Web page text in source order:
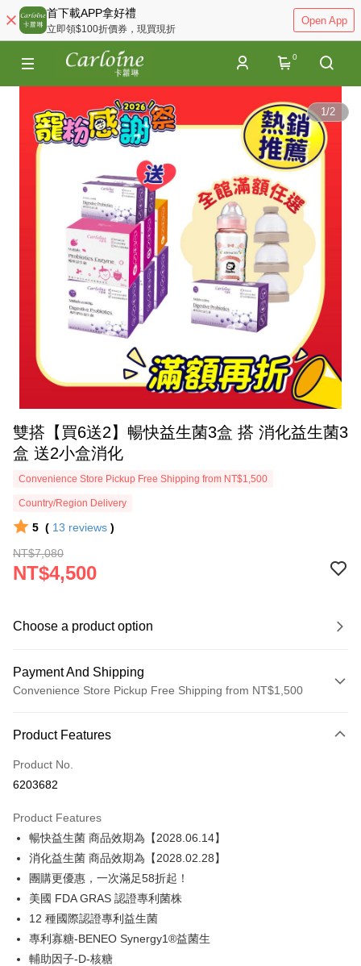
首下載APP拿好禮
立即領$100折價券，現買現折
Open App
0
1/2
雙搭【買6送2】暢快益生菌3盒 搭 消化益生菌3
盒 送2小盒消化
Convenience Store Pickup Free Shipping from NT$1,500
Country/Region Delivery
5 ( 13 reviews )
NT$7,080
NT$4,500
Choose a product option
Payment And Shipping
Convenience Store Pickup Free Shipping from NT$1,500
Credit Card (Full Payment)
Convenience Store Pickup and Pay
Apple Pay
JKOPAY
Google Pay
ATM Transfer
Shipping Method
Product Features
Product No.
6203682
Product Features
暢快益生菌 商品效期為【2028.06.14】
消化益生菌 商品效期為【2028.02.28】
團購更優惠，一次滿足58折起！
美國 FDA GRAS 認證專利菌株
12 種國際認證專利益生菌
專利寡糖-BENEO Synergy1®益菌生
輔助因子-D-核糖